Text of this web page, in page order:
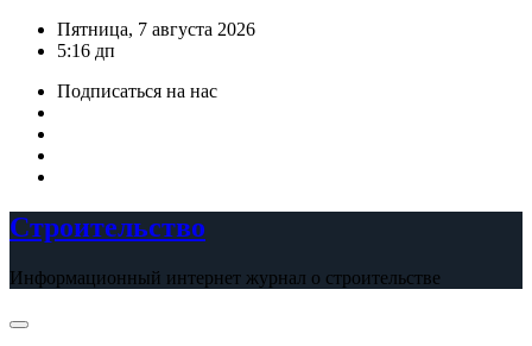
ПерейтиПятница, 7 августа 2026
5:16 дп
Подписаться на нас
Строительство
Информационный интернет журнал о строительстве